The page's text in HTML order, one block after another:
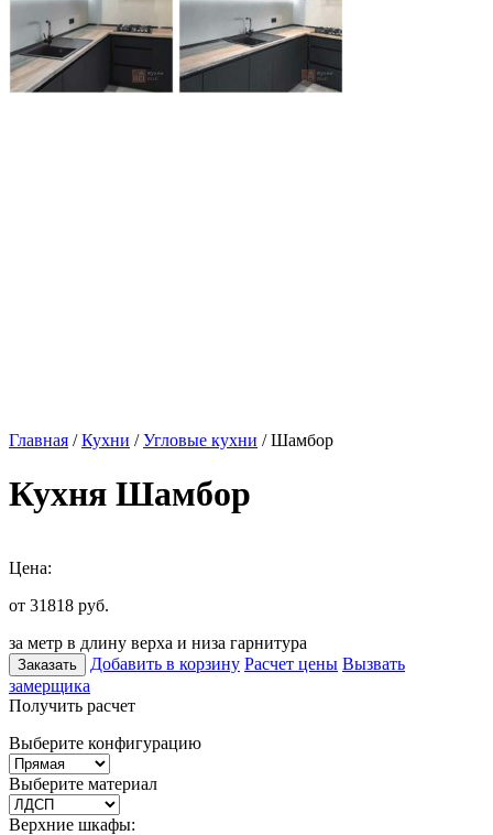
Главная /Кухни /Угловые кухни / Шамбор
Кухня Шамбор
Цена:
от 31818 руб.
за метр в длину верха и низа гарнитура
Заказать Добавить в корзину Расчет цены Вызвать
замерщика
Получить расчет
Выберите конфигурацию
Выберите материал
Верхние шкафы: